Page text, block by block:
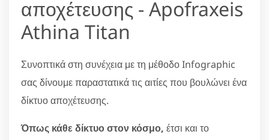
αποχέτευσης - Apofraxeis
Athina Titan
Συνοπτικά στη συνέχεια με τη μέθοδο Infographic
σας δίνουμε παραστατικά τις αιτίες που βουλώνει ένα
δίκτυο αποχέτευσης.
Όπως κάθε δίκτυο στον κόσμο, έτσι και το